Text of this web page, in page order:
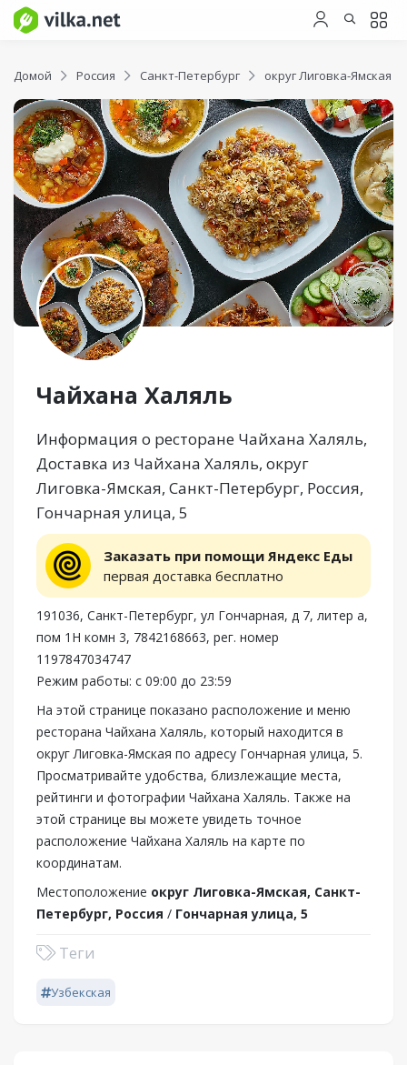
Домой Россия Санкт-Петербург округ Лиговка-Ямская
Чайхана Халяль
Информация о ресторане Чайхана Халяль,
Доставка из Чайхана Халяль, округ
Лиговка-Ямская, Санкт-Петербург, Россия,
Гончарная улица, 5
Заказать при помощи Яндекс Еды
первая доставка бесплатно
191036, Санкт-Петербург, ул Гончарная, д 7, литер а,
пом 1Н комн 3, 7842168663, рег. номер
1197847034747
Режим работы: с 09:00 до 23:59
На этой странице показано расположение и меню
ресторана Чайхана Халяль, который находится в
округ Лиговка-Ямская по адресу Гончарная улица, 5.
Просматривайте удобства, близлежащие места,
рейтинги и фотографии Чайхана Халяль. Также на
этой странице вы можете увидеть точное
расположение Чайхана Халяль на карте по
координатам.
Местоположение округ Лиговка-Ямская, Санкт-
Петербург, Россия / Гончарная улица, 5
Теги
Узбекская